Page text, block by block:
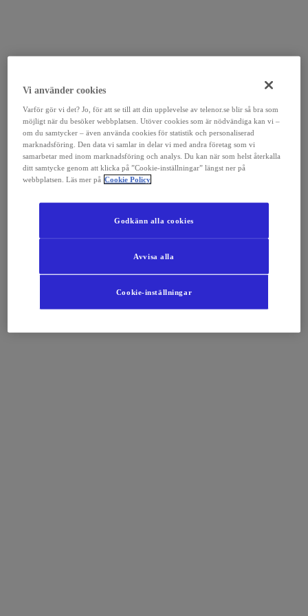
Vi använder cookies
Varför gör vi det? Jo, för att se till att din upplevelse av telenor.se blir så bra som
möjligt när du besöker webbplatsen. Utöver cookies som är nödvändiga kan vi –
om du samtycker – även använda cookies för statistik och personaliserad
marknadsföring. Den data vi samlar in delar vi med andra företag som vi
samarbetar med inom marknadsföring och analys. Du kan när som helst återkalla
ditt samtycke genom att klicka på ”Cookie-inställningar” längst ner på
webbplatsen. Läs mer på Cookie Policy
Cookie-inställningar
Avvisa alla
Godkänn alla cookies